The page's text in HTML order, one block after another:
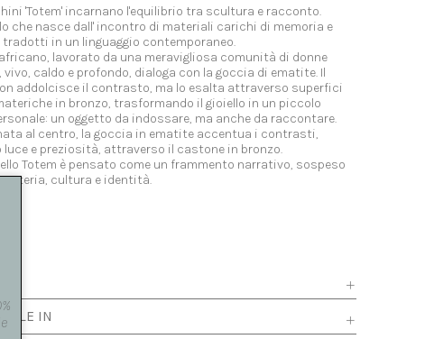
'Totem' incarnano l'equilibrio tra scultura e racconto.
che nasce dall' incontro di materiali carichi di memoria e
tradotti in un linguaggio contemporaneo.
africano, lavorato da una meravigliosa comunità di donne
vivo, caldo e profondo, dialoga con la goccia di ematite. Il
addolcisce il contrasto, ma lo esalta attraverso superfici
in bronzo, trasformando il gioiello in un piccolo
un oggetto da indossare, ma anche da raccontare.
al centro, la goccia in ematite accentua i contrasti,
luce e preziosità, attraverso il castone in bronzo.
Totem è pensato come un frammento narrativo, sospeso
cultura e identità.
IN